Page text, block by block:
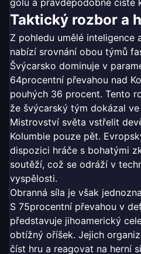
gólů a pravděpodobné čisté
Taktický rozbor a
Z pohledu umělé inteligence
nabízí srovnání obou týmů
Švýcarsko dominuje v
64procentní převahou nad
pouhých 36 procent. Tento
že švýcarský tým dokázal
Mistrovství světa vstřelit
Kolumbie pouze pět.
dispozici hráče s bohatými
soutěží, což se odráží v
vyspělosti.
Obranná síla je však
S 75procentní převahou v
představuje jihoamerický
obtížný oříšek. Jejich
číst hru a reagovat na herní